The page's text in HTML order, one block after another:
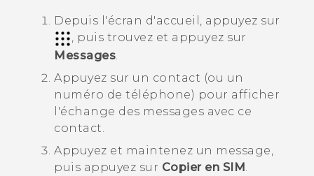
ASSISTANCE
Appareils HTC & Accessoires
Connexion
Depuis l'écran d'accueil , appuyez sur
, puis trouvez et appuyez sur
Messages
Appuyez sur un contact (ou un
numéro de téléphone) pour afficher
l'échange des messages avec ce
contact.
Appuyez et maintenez un message,
puis appuyez sur Copier en SIM